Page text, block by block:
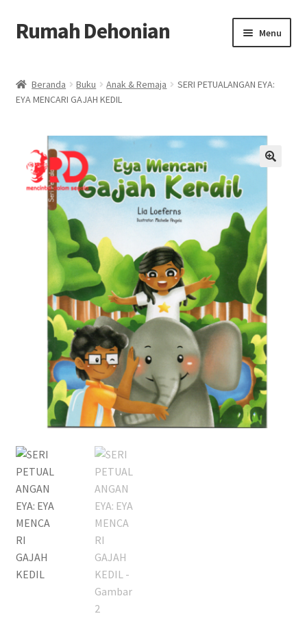
Skip
to
Skip
to
Rumah Dehonian Menu
Beranda Rohani
Berkat Benda Rohani
Cara Belanja
Cash on Delivery
Kontak
Pengiriman
Print on Demand
Selamat Datang
Special Offer!
Tentang Kami
Layanan Kami
Beranda Buku Anak & Remaja
SERI PETUALANGAN EYA:
EYA MENCARI GAJAH KEDIL